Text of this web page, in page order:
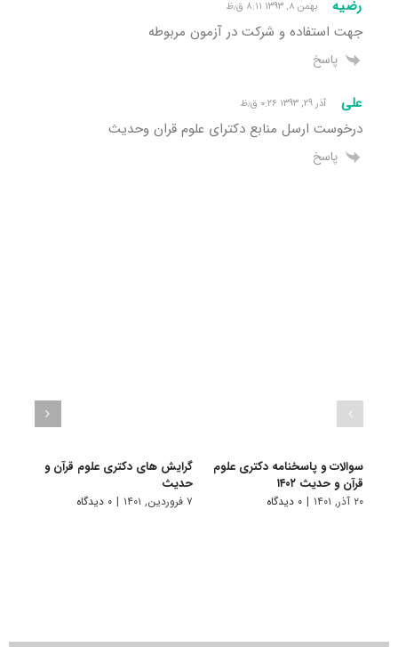
رضیه بهمن ۸, ۱۳۹۳ ۸:۱۱ ق٫ظ
جهت استفاده و شرکت در آزمون مربوطه
پاسخ
علی آذر ۲۹, ۱۳۹۳ ۰:۲۶ ق٫ظ
درخوست ارسل منابع دکترای علوم قران وحدیث
پاسخ
سوالات و پاسخنامه دکتری علوم
قرآن و حدیث ۱۴۰۲
۲۰ آذر, ۱۴۰۱ | ۰ دیدگاه
گرایش های دکتری ﻋﻠﻮم ﻗﺮآن و
ﺣﺪﻳﺚ
۷ فروردین, ۱۴۰۱ | ۰ دیدگاه